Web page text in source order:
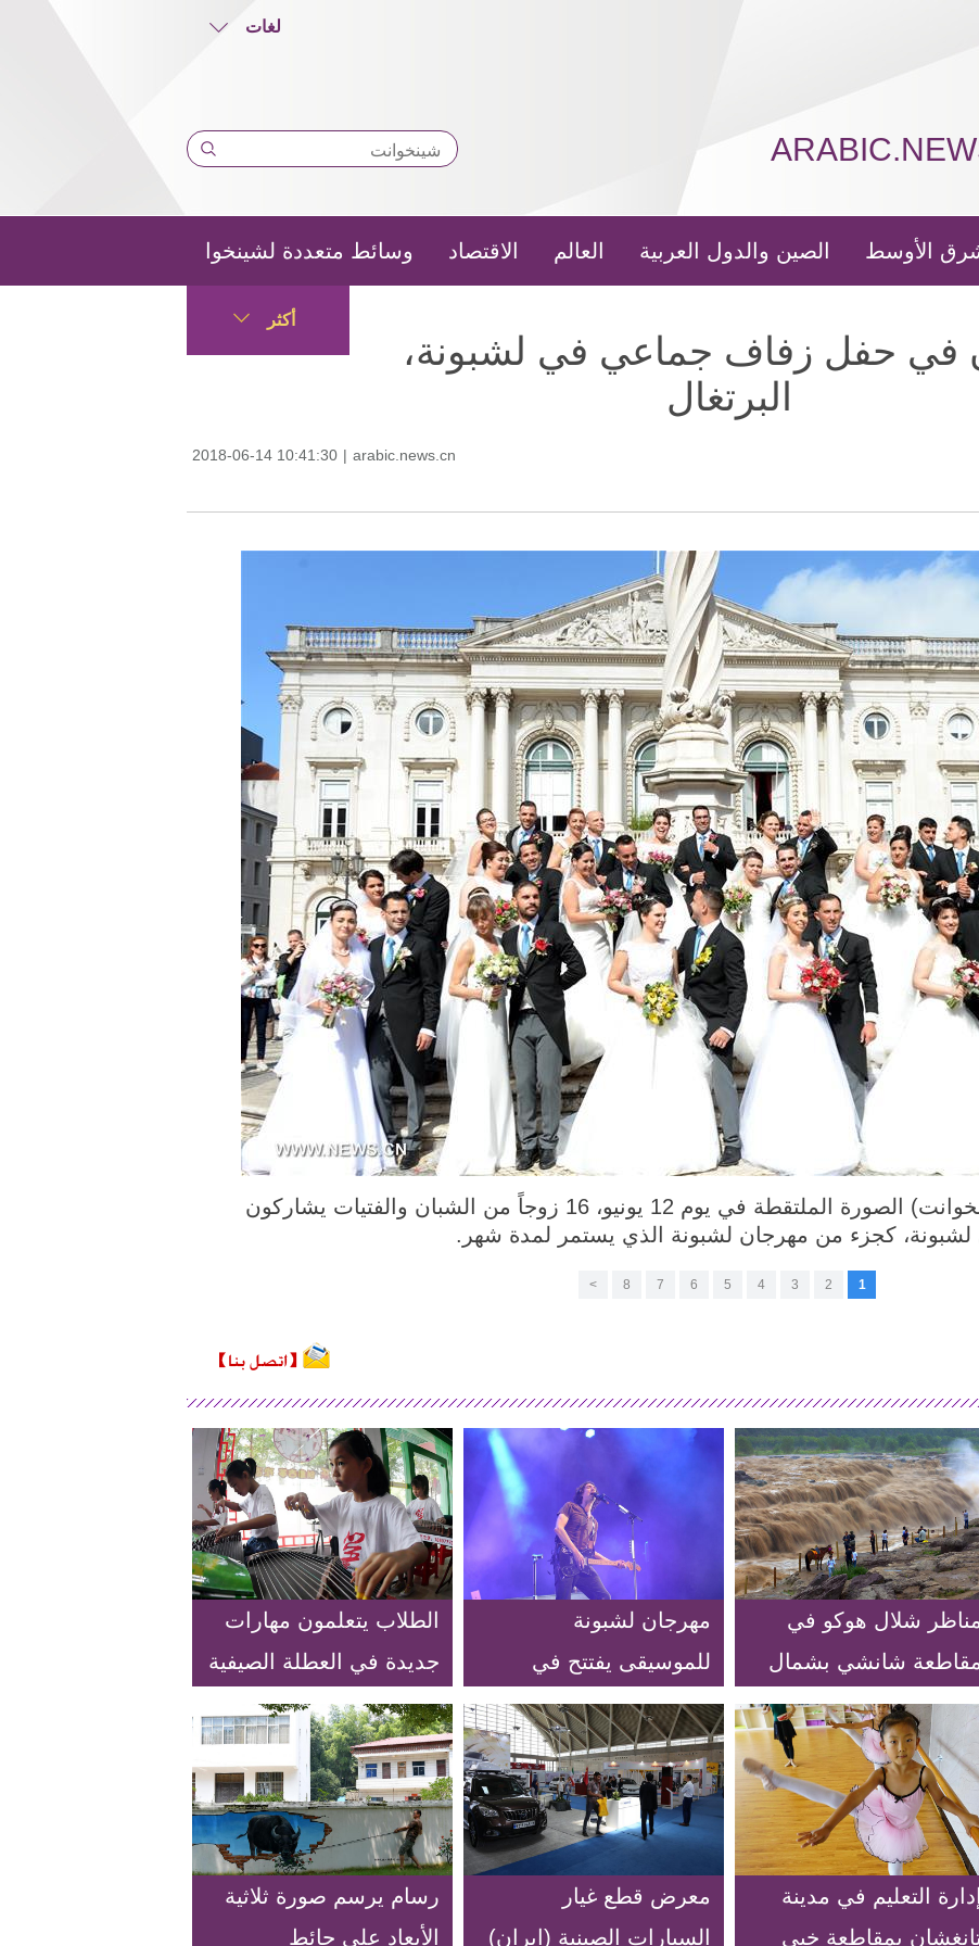
لغات
الأوسط الصين والدول العربية العالم الاقتصاد وسائط متعددة لشينخوا
أكثر
في حفل زفاف جماعي في لشبونة،
البرتغال
2018-06-14 10:41:30 | arabic.news.cn
لشبونة 12 يونيو 2018 (شينخوانت) الصورة الملتقطة في يوم 12 يونيو، 16 زوجاً من الشبان والفتيات يشاركون
كجزء من مهرجان لشبونة الذي يستمر لمدة شهر.
1
2
3
4
5
6
7
8
>
مناظر شلال هوكو في
مقاطعة شانشي بشمال
مهرجان لشبونة
للموسيقى يفتتح في
أويراس بالبرتغال
الطلاب يتعلمون مهارات
جديدة في العطلة الصيفية
في مدينة تشنغتشو
بمنطقة قوانغشي ذاتية
الحكم لقومية تشوانغ
إدارة التعليم في مدينة
بمقاطعة خبي
معرض قطع غيار
السيارات الصينية (ايران)
رسام يرسم صورة ثلاثية
الأبعاد على حائط